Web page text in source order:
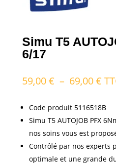
Simu T5
6/17
59,00€ – 69,00€
prix
à
Code produit 5116518B
Simu T5 AUTOJOB PFX
nos soins vous est
Contrôlé par nos experts
optimale et une grande